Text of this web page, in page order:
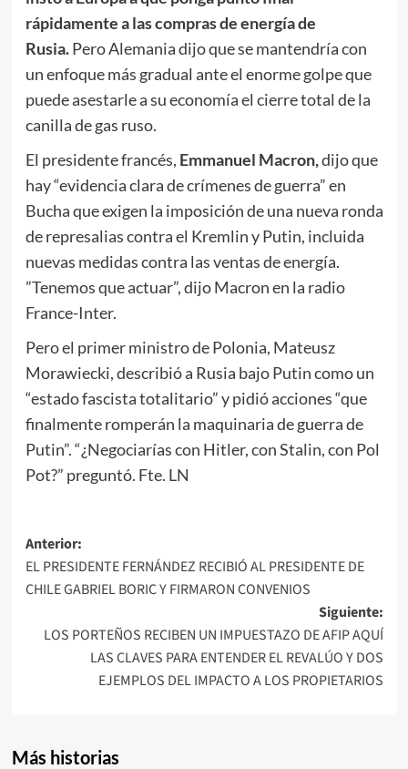
rápidamente a las compras de energía de
Rusia.Pero Alemania dijo que se mantendría con
un enfoque más gradual ante el enorme golpe que
puede asestarle a su economía el cierre total de la
canilla de gas ruso.
El presidente francés, Emmanuel Macron,dijo que
hay “evidencia clara de crímenes de guerra” en
Bucha que exigen la imposición de una nueva ronda
de represalias contra el Kremlin y Putin, incluida
nuevas medidas contra las ventas de energía.
”Tenemos que actuar”, dijo Macron en la radio
France-Inter.
Pero el primer ministro de Polonia, Mateusz
Morawiecki, describió a Rusia bajo Putin como un
“estado fascista totalitario” y pidió acciones “que
finalmente romperán la maquinaria de guerra de
Putin”. “¿Negociarías con Hitler, con Stalin, con Pol
Pot?” preguntó. Fte. LN
Navegación
de
Anterior:
EL PRESIDENTE FERNÁNDEZ RECIBIÓ AL PRESIDENTE DE
CHILE GABRIEL BORIC Y FIRMARON CONVENIOS
Siguiente:
LOS PORTEÑOS RECIBEN UN IMPUESTAZO DE AFIP AQUÍ
LAS CLAVES PARA ENTENDER EL REVALÚO Y DOS
EJEMPLOS DEL IMPACTO A LOS PROPIETARIOS
Más historias